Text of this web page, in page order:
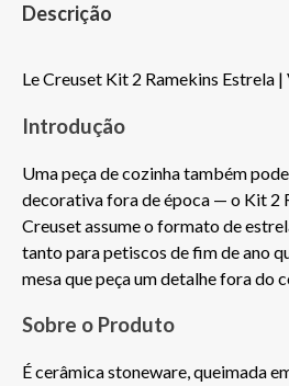
Descrição
Le Creuset Kit 2 Ramekins Estrela
Introdução
Uma peça de cozinha também
decorativa fora de época — o Kit 2
Creuset assume o formato de
tanto para petiscos de fim de ano
mesa que peça um detalhe fora do
Sobre o Produto
É cerâmica stoneware, queimada